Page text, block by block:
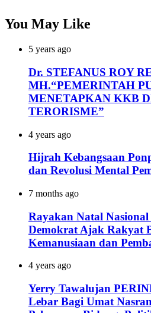
You May Like
5 years ago
Dr. STEFANUS ROY
MH.“PEMERINTAH
MENETAPKAN KKB
TERORISME”
4 years ago
Hijrah Kebangsaan
dan Revolusi Mental
7 months ago
Rayakan Natal
Demokrat Ajak Rakyat
Kemanusiaan dan
4 years ago
Yerry Tawalujan
Lebar Bagi Umat